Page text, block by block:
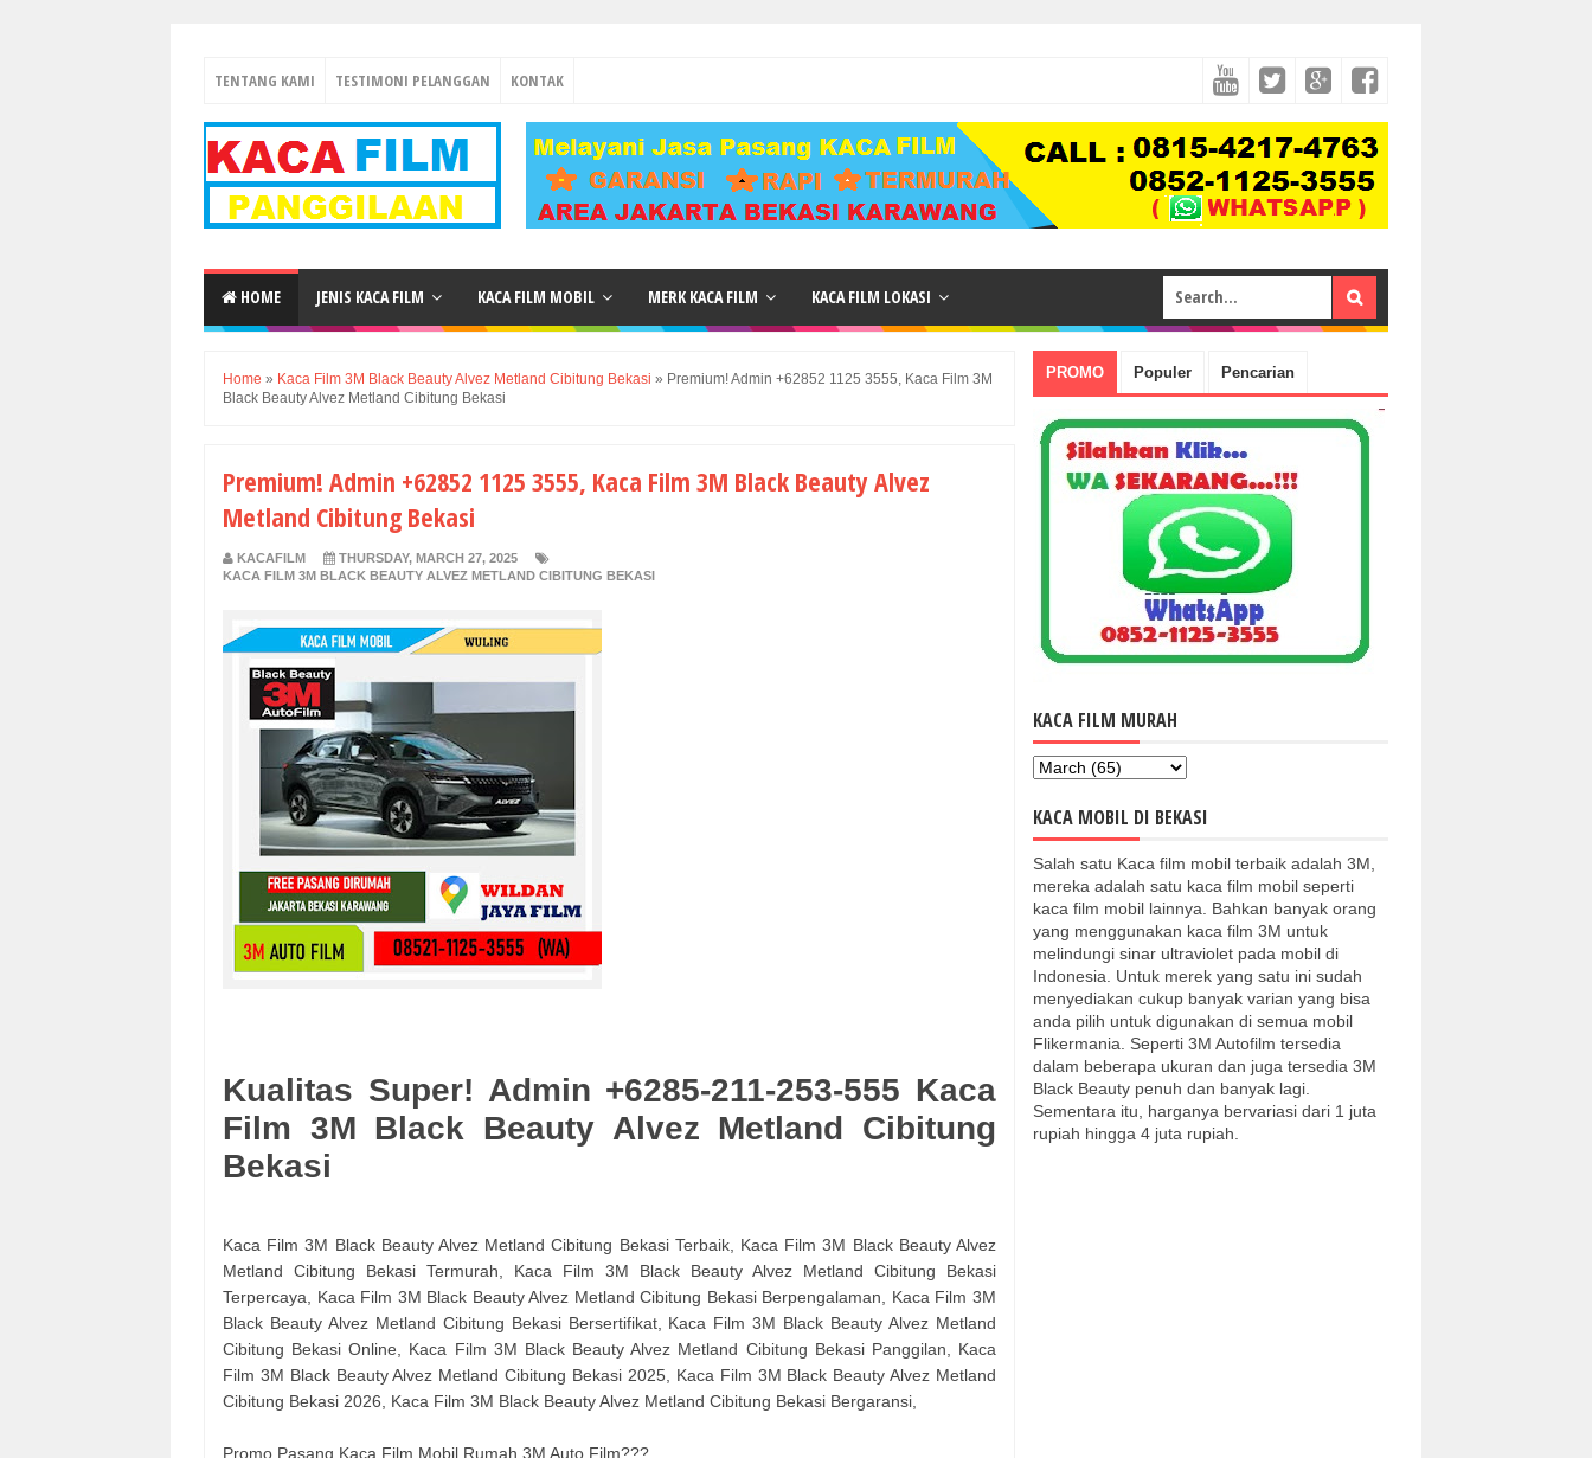
TENTANG KAMI TESTIMONI PELANGGAN KONTAK
HOME JENIS KACA FILM KACA FILM MOBIL MERK KACA FILM KACA FILM LOKASI
Home » Kaca Film 3M Black Beauty Alvez Metland Cibitung Bekasi » Premium! Admin +62852 1125 3555, Kaca Film 3M
Black Beauty Alvez Metland Cibitung Bekasi
Premium! Admin +62852 1125 3555, Kaca Film 3M Black Beauty Alvez
Metland Cibitung Bekasi
KACAFILM
THURSDAY, MARCH 27, 2025
KACA FILM 3M BLACK BEAUTY ALVEZ METLAND CIBITUNG BEKASI
Kualitas Super! Admin +6285-211-253-555 Kaca
Film 3M Black Beauty Alvez Metland Cibitung
Bekasi
Kaca Film 3M Black Beauty Alvez Metland Cibitung Bekasi Terbaik, Kaca Film 3M Black Beauty Alvez
Metland Cibitung Bekasi Termurah, Kaca Film 3M Black Beauty Alvez Metland Cibitung Bekasi
Terpercaya, Kaca Film 3M Black Beauty Alvez Metland Cibitung Bekasi Berpengalaman, Kaca Film 3M
Black Beauty Alvez Metland Cibitung Bekasi Bersertifikat, Kaca Film 3M Black Beauty Alvez Metland
Cibitung Bekasi Online, Kaca Film 3M Black Beauty Alvez Metland Cibitung Bekasi Panggilan, Kaca
Film 3M Black Beauty Alvez Metland Cibitung Bekasi 2025, Kaca Film 3M Black Beauty Alvez Metland
Cibitung Bekasi 2026, Kaca Film 3M Black Beauty Alvez Metland Cibitung Bekasi Bergaransi,
Promo Pasang Kaca Film Mobil Rumah 3M Auto Film???
PROMO Populer Pencarian
KACA FILM MURAH
KACA MOBIL DI BEKASI
Salah satu Kaca film mobil terbaik adalah 3M,
mereka adalah satu kaca film mobil seperti
kaca film mobil lainnya. Bahkan banyak orang
yang menggunakan kaca film 3M untuk
melindungi sinar ultraviolet pada mobil di
Indonesia. Untuk merek yang satu ini sudah
menyediakan cukup banyak varian yang bisa
anda pilih untuk digunakan di semua mobil
Flikermania. Seperti 3M Autofilm tersedia
dalam beberapa ukuran dan juga tersedia 3M
Black Beauty penuh dan banyak lagi.
Sementara itu, harganya bervariasi dari 1 juta
rupiah hingga 4 juta rupiah.